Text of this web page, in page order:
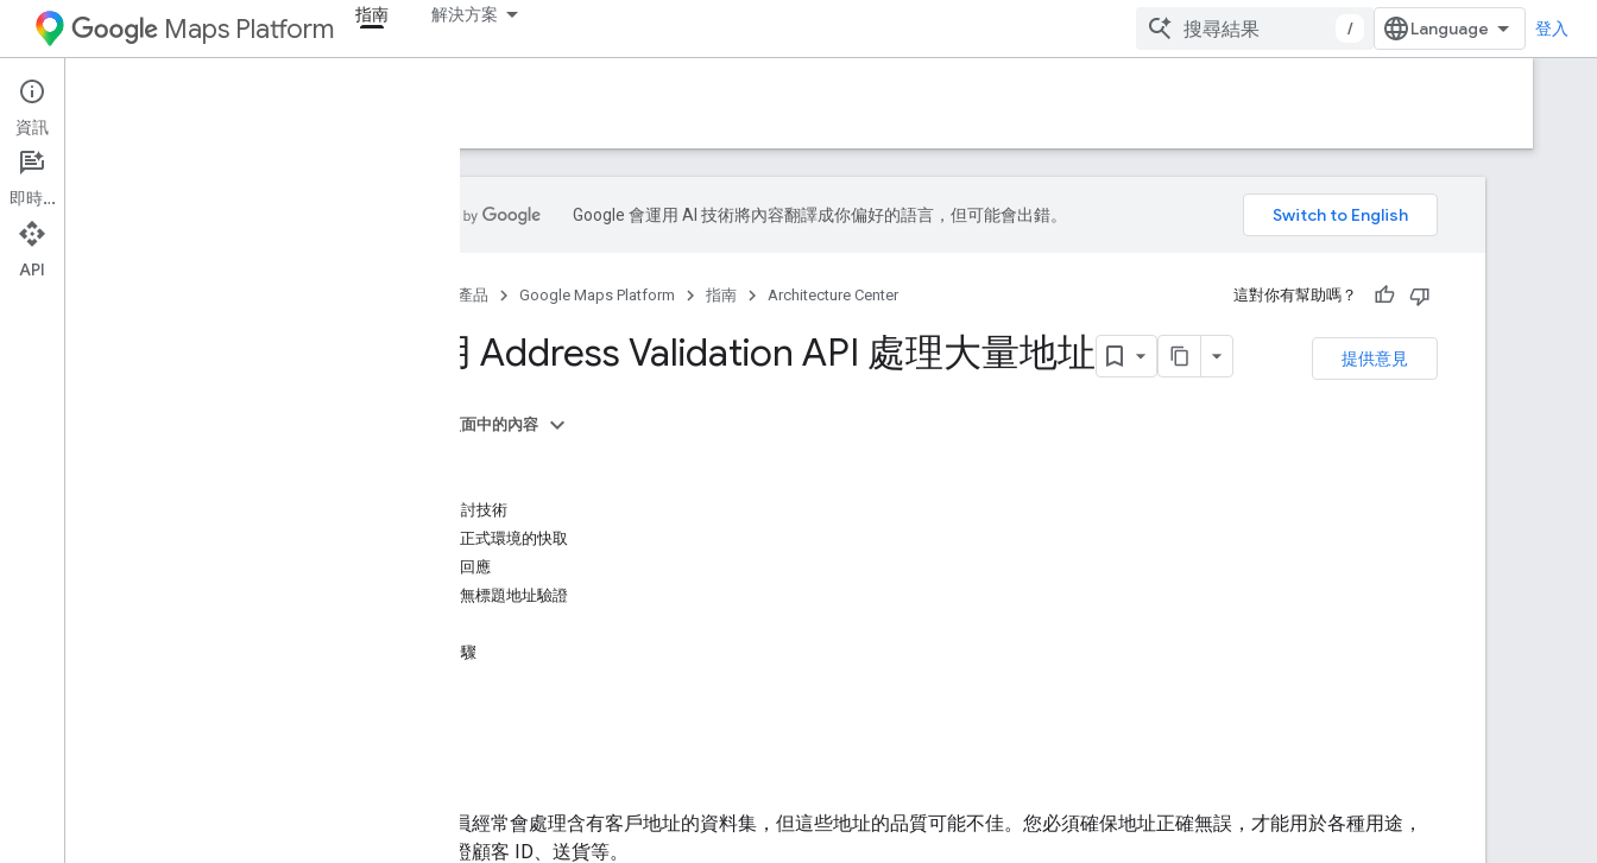
Maps Platform 指南 解決方案
/ 登入
Architecture Center
總覽
Google 會運用 AI 技術將內容翻譯成你偏好的語言，但可能會出錯。
產品 Google Maps Platform 指南 Architecture Center 這對你有幫助嗎？
提供意見
使用 Address Validation API 處理大量地址
這個頁面中的內容
深入探討技術
用於正式環境的快取
瞭解回應
實作無標題地址驗證
後續步驟
開發人員經常會處理含有客戶地址的資料集，但這些地址的品質可能不佳。您必須確保地址正確無誤，才能用於各種用途，
例如驗證顧客 ID、送貨等。
資訊
即時通訊
API